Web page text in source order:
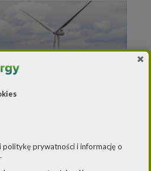
dla lądowych farm
politykę prywatności i informację o